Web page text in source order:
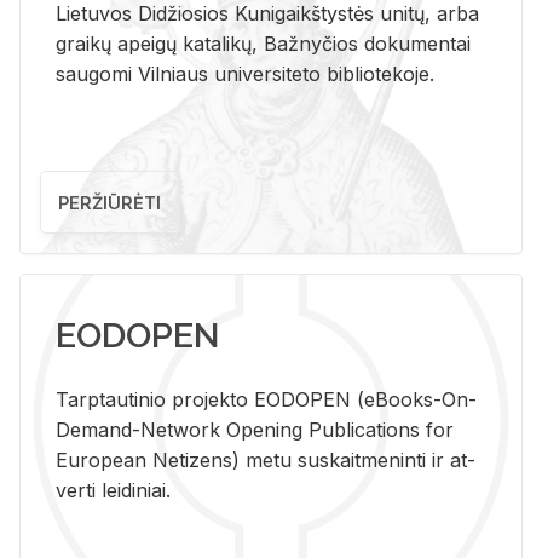
Lietuvos Didžiosios Kunigaikštystės unitų, arba
graikų apeigų katalikų, Bažnyčios dokumentai
saugomi Vilniaus universiteto bibliotekoje.
PERŽIŪRĖTI
EODOPEN
Tarp­tau­ti­nio pro­jek­to EO­DO­PEN (eBo­oks-On-
De­mand-Ne­twork Ope­ning Pub­li­ca­tions for
Eu­ro­pe­an Ne­ti­zens) metu su­skait­me­nin­ti ir at­
ver­ti lei­di­niai.